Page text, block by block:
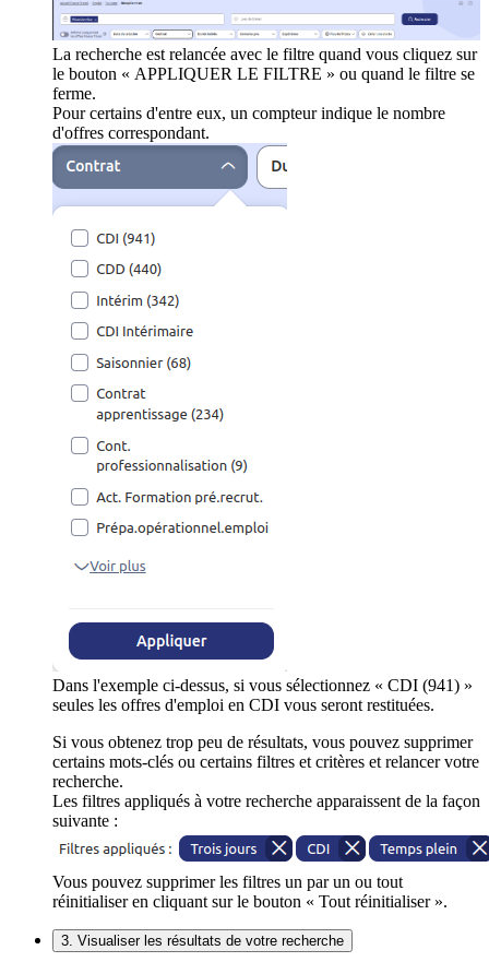
La recherche est relancée avec le filtre quand vous cliquez sur
le bouton « APPLIQUER LE FILTRE » ou quand le filtre se
ferme.
Pour certains d'entre eux, un compteur indique le nombre
d'offres correspondant.
Dans l'exemple ci-dessus, si vous sélectionnez « CDI (941) »
seules les offres d'emploi en CDI vous seront restituées.
Si vous obtenez trop peu de résultats, vous pouvez supprimer
certains mots-clés ou certains filtres et critères et relancer votre
recherche.
Les filtres appliqués à votre recherche apparaissent de la façon
suivante :
Vous pouvez supprimer les filtres un par un ou tout
réinitialiser en cliquant sur le bouton « Tout réinitialiser ».
3. Visualiser les résultats de votre recherche